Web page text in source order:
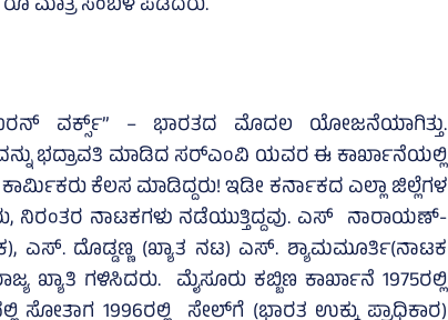
ರೂ ಮಾತ್ರ ಸಂಬಳ ಪಡೆದರು.
ವರ್ಕ್ಸ್” – ಭಾರತದ ಮೊದಲ ಯೋಜನೆಯಾಗಿತ್ತು.
ಭದ್ರಾವತಿ ಮಾಡಿದ ಸರ್‌ಎಂವಿ ಯವರ ಈ ಕಾರ್ಖಾನೆಯಲ್ಲಿ
ಕೆಲಸ ಮಾಡಿದ್ದರು! ಇಡೀ ಕರ್ನಾಕದ ಎಲ್ಲಾ ಜಿಲ್ಲೆಗಳ
ನಿರಂತರ ನಾಟಕಗಳು ನಡೆಯುತ್ತಿದ್ದವು. ಎಸ್ ನಾರಾಯಣ್-
ಎಸ್. ದೊಡ್ಡಣ್ಣ (ಖ್ಯಾತ ನಟ) ಎಸ್. ಶ್ಯಾಮಮೂರ್ತಿ(ನಾಟಕ
ಖ್ಯಾತಿ ಗಳಿಸಿದರು. ಮೈಸೂರು ಕಬ್ಬಿಣ ಕಾರ್ಖಾನೆ 1975ರಲ್ಲಿ